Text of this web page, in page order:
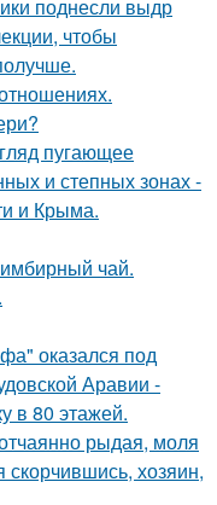
поднесли выдр
чтобы
пугающее
и степных зонах -
и Крыма.
чай.
оказался под
Аравии -
в 80 этажей.
рыдая, моля
скорчившись, хозяин,